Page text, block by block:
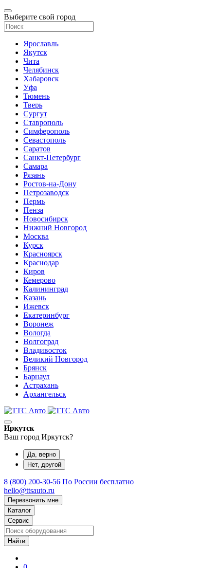
Выберите свой город
Ярославль
Якутск
Чита
Челябинск
Хабаровск
Уфа
Тюмень
Тверь
Сургут
Ставрополь
Симферополь
Севастополь
Саратов
Санкт-Петербург
Самара
Рязань
Ростов-на-Дону
Петрозаводск
Пермь
Пенза
Новосибирск
Нижний Новгород
Москва
Курск
Красноярск
Краснодар
Киров
Кемерово
Калининград
Казань
Ижевск
Екатеринбург
Воронеж
Вологда
Волгоград
Владивосток
Великий Новгород
Брянск
Барнаул
Астрахань
Архангельск
Иркутск
Ваш город Иркутск?
Да, верно
Нет, другой
8 (800) 200-30-56 По России бесплатно
hello@ttsauto.ru
Перезвонить мне
Каталог
Сервис